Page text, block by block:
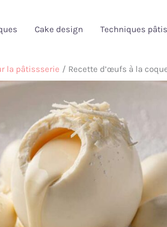
Cake design Techniques
la pâtissserie Recette d’œufs à la